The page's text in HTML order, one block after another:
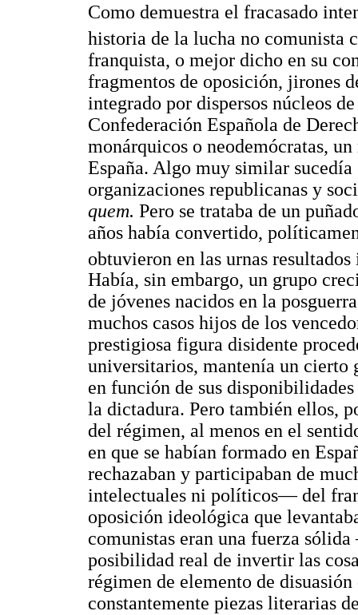
Como demuestra el fracasado
historia de la lucha no comunista
franquista, o mejor dicho en su
fragmentos de oposición, jirones
integrado por dispersos núcleos
Confederación Española de
monárquicos o neodemócratas,
España. Algo muy similar
organizaciones republicanas y
quem. Pero se trataba de un
años había convertido,
obtuvieron en las urnas
Había, sin embargo, un grupo
de jóvenes nacidos en la
muchos casos hijos de los
prestigiosa figura disidente
universitarios, mantenía un cierto
en función de sus
la dictadura. Pero también ellos,
del régimen, al menos en el
en que se habían formado en
rechazaban y participaban de
intelectuales ni políticos— del
oposición ideológica que
comunistas eran una fuerza
posibilidad real de invertir las
régimen de elemento de
constantemente piezas literarias